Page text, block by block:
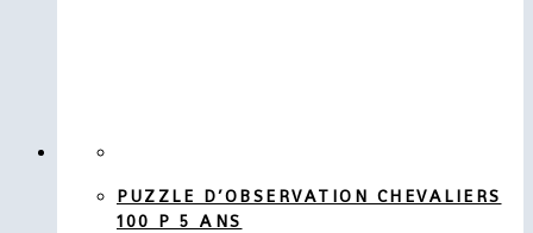
PUZZLE D’OBSERVATION CHEVALIERS
100 P 5 ANS